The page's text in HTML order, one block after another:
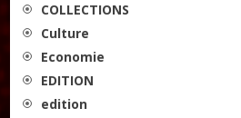
COLLECTIONS
Culture
Economie
EDITION
edition